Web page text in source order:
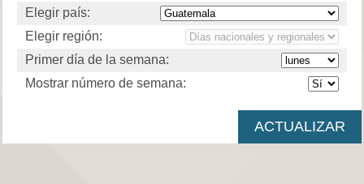
Elegir país:
Elegir región:
Primer día de la semana:
Mostrar número de semana: